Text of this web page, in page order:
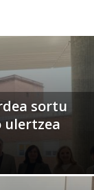
sortu
ulertzea